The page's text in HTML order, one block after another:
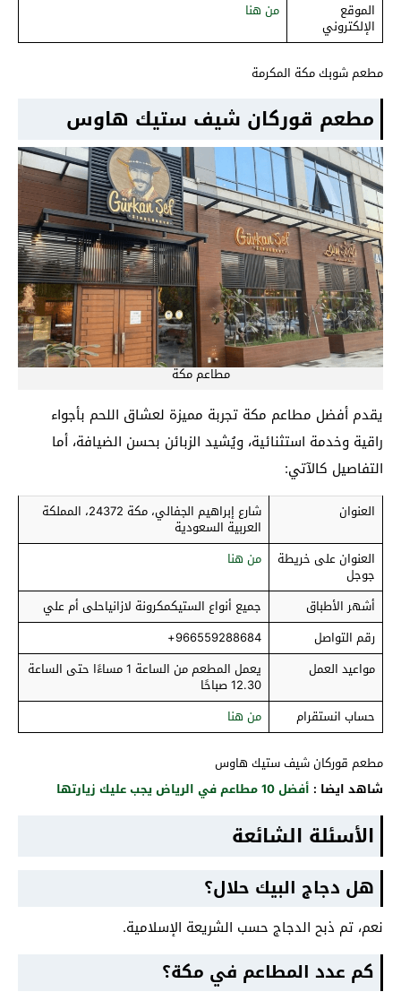
الموقع
الإلكتروني
من هنا
مطعم شوبك مكة المكرمة
مطعم قوركان شيف ستيك هاوس
مطاعم مكة
يقدم أفضل مطاعم مكة تجربة مميزة لعشاق اللحم بأجواء
راقية وخدمة استثنائية، ويُشيد الزبائن بحسن الضيافة، أما
التفاصيل كالآتي:
العنوان شارع إبراهيم الجفالي، مكة 24372، المملكة
العربية السعودية
العنوان على خريطة
جوجل
من هنا
أشهر الأطباق
جميع أنواع الستيكمكرونة لازانياحلى أم علي
رقم التواصل
966559288684+
مواعيد العمل
يعمل المطعم من الساعة 1 مساءًا حتى الساعة
12.30 صباحًا
حساب انستقرام
من هنا
مطعم قوركان شيف ستيك هاوس
شاهد ايضا : أفضل 10 مطاعم في الرياض يجب عليك زيارتها
الأسئلة الشائعة
هل دجاج البيك حلال؟
نعم، تم ذبح الدجاج حسب الشريعة الإسلامية.
كم عدد المطاعم في مكة؟